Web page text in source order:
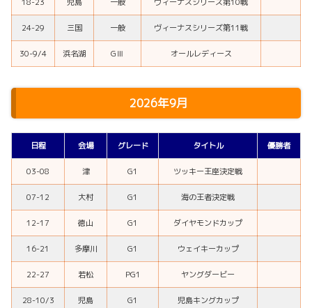
18-23 児島 一般 ヴィーナスシリーズ第10戦
24-29 三国 一般 ヴィーナスシリーズ第11戦
30-9/4 浜名湖 GⅢ オールレディース
2026年9月
日程 会場 グレード タイトル 優勝者
03-08 津 G1 ツッキー王座決定戦
07-12 大村 G1 海の王者決定戦
12-17 徳山 G1 ダイヤモンドカップ
16-21 多摩川 G1 ウェイキーカップ
22-27 若松 PG1 ヤングダービー
28-10/3 児島 G1 児島キングカップ